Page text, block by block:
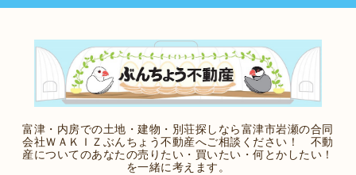
富津・内房での土地・建物・別荘探しなら富津市岩瀬の合同
会社ＷＡＫＩＺぶんちょう不動産へご相談ください！ 不動
産についてのあなたの売りたい・買いたい・何とかしたい！
を一緒に考えます。